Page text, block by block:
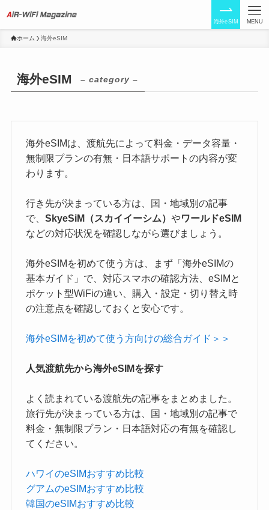
海外eSIM MENU
ホーム 海外eSIM
海外eSIM – category –
海外eSIMは、渡航先によって料金・データ容量・
無制限プランの有無・日本語サポートの内容が変
わります。
行き先が決まっている方は、国・地域別の記事
で、SkyeSiM（スカイイーシム）やワールドeSIM
などの対応状況を確認しながら選びましょう。
海外eSIMを初めて使う方は、まず「海外eSIMの
基本ガイド」で、対応スマホの確認方法、eSIMと
ポケット型WiFiの違い、購入・設定・切り替え時
の注意点を確認しておくと安心です。
海外eSIMを初めて使う方向けの総合ガイド＞＞
人気渡航先から海外eSIMを探す
よく読まれている渡航先の記事をまとめました。
旅行先が決まっている方は、国・地域別の記事で
料金・無制限プラン・日本語対応の有無を確認し
てください。
ハワイのeSIMおすすめ比較
グアムのeSIMおすすめ比較
韓国のeSIMおすすめ比較